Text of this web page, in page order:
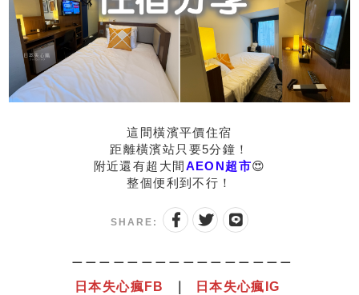
這間橫濱平價住宿
距離橫濱站只要5分鐘！
附近還有超大間AEON超市😍
整個便利到不行！
SHARE:
日本失心瘋 F B 日本失心瘋IG